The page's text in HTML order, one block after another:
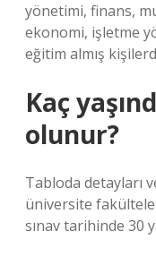
yönetimi, finans,
ekonomi, işletme
eğitim almış
Kaç
olunur?
Tabloda detayları
üniversite
sınav tarihinde 30